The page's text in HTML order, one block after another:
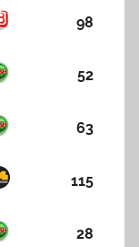
98
52
63
115
28